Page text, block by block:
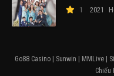
1
2021
Go88 Casino Sunwin MMLive
Chiếu